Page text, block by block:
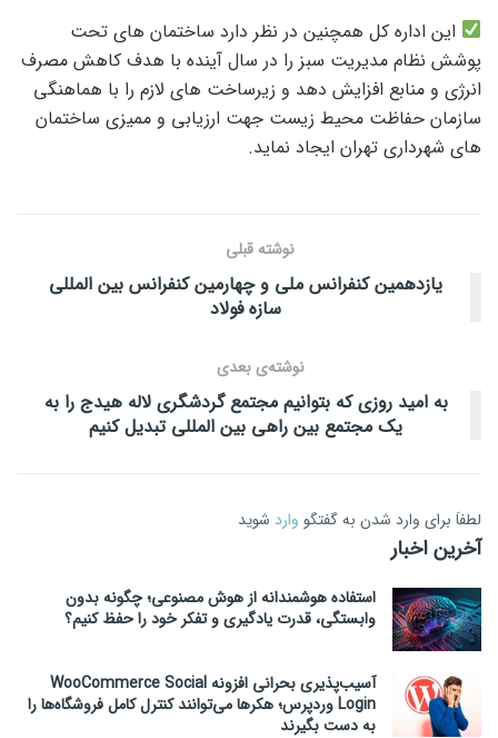
این اداره کل همچنین در نظر دارد ساختمان های تحت
پوشش نظام مدیریت سبز را در سال آینده با هدف کاهش مصرف
انرژی و منابع افزایش دهد و زیرساخت های لازم را با هماهنگی
سازمان حفاظت محیط زیست جهت ارزیابی و ممیزی ساختمان
های شهرداری تهران ایجاد نماید.
نوشته قبلی
یازدهمین کنفرانس ملی و چهارمین کنفرانس بین المللی
سازه فولاد
نوشته‌ی بعدی
به امید روزی که بتوانیم مجتمع گردشگری لاله هیدج را به
یک مجتمع بین راهی بین المللی تبدیل کنیم
لطفاَ برای وارد شدن به گفتگو وارد شوید
آخرین اخبار
استفاده هوشمندانه از هوش مصنوعی؛ چگونه بدون
وابستگی، قدرت یادگیری و تفکر خود را حفظ کنیم؟
آسیب‌پذیری بحرانی افزونه WooCommerce Social
Login وردپرس؛ هکرها می‌توانند کنترل کامل فروشگاه‌ها را
به دست بگیرند